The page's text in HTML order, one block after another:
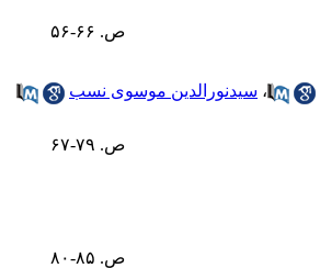
ص. ۶۶-۵۶
، سیدنورالدین موسوی نسب
ص. ۷۹-۶۷
ص. ۸۵-۸۰